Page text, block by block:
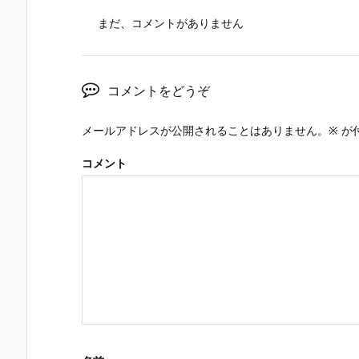
まだ、コメントがありません
コメントをどうぞ
メールアドレスが公開されることはありません。 ※ が
コメント